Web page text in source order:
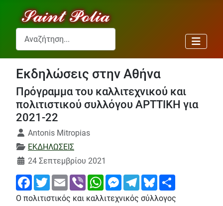
Αναζήτηση...
Εκδηλώσεις στην Αθήνα
Πρόγραμμα του καλλιτεχνικού και
πολιτιστικού συλλόγου ΑΡΤΤΙΚΗ για
2021-22
Λεπτομέρειες
Antonis Mitropias
ΕΚΔΗΛΩΣΕΙΣ
24 Σεπτεμβρίου 2021
FacebookTwitterEmail Viber WhatsAppMessengerTelegramBluesky
Ο πολιτιστικός και καλλιτεχνικός σύλλογος